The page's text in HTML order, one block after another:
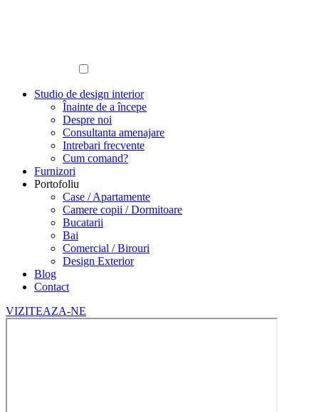
Studio de design interior
Înainte de a începe
Despre noi
Consultanta amenajare
Intrebari frecvente
Cum comand?
Furnizori
Portofoliu
Case / Apartamente
Camere copii / Dormitoare
Bucatarii
Bai
Comercial / Birouri
Design Exterior
Blog
Contact
VIZITEAZA-NE